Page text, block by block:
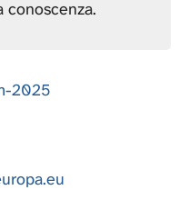
conoscenza.
2025